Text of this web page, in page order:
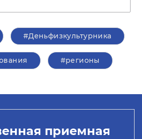
#Деньфизкультурника
#регионы
приемная